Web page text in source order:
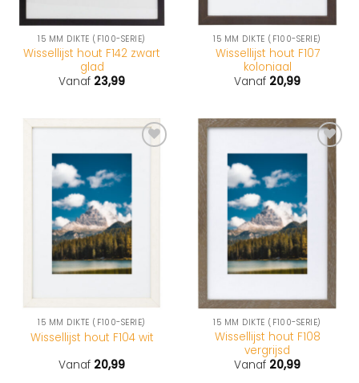
15 MM DIKTE (F100-SERIE)
Wissellijst hout F142 zwart
glad
Vanaf 23,99
15 MM DIKTE (F100-SERIE)
Wissellijst hout F107
koloniaal
Vanaf 20,99
15 MM DIKTE (F100-SERIE)
Wissellijst hout F104 wit
Vanaf 20,99
15 MM DIKTE (F100-SERIE)
Wissellijst hout F108
vergrijsd
Vanaf 20,99